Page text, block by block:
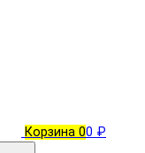
Корзина 00 ₽